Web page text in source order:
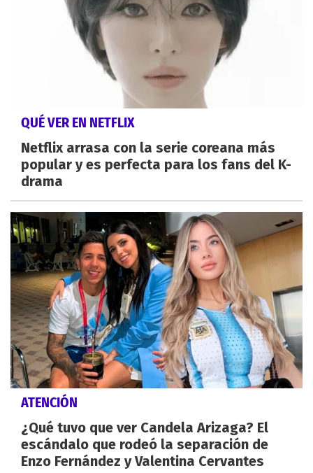
QUÉ VER EN NETFLIX
Netflix arrasa con la serie coreana más
popular y es perfecta para los fans del K-
drama
ATENCIÓN
¿Qué tuvo que ver Candela Arizaga? El
escándalo que rodeó la separación de
Enzo Fernández y Valentina Cervantes